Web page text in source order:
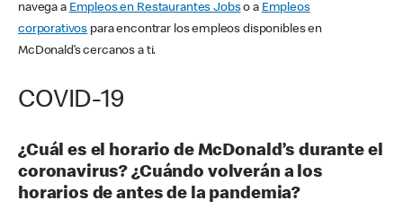
navega a Empleos en Restaurantes Jobso a Empleos
corporativos para encontrar los empleos disponibles en
McDonald’s cercanos a ti.
COVID-19
¿Cuál es el horario de McDonald’s durante el
coronavirus? ¿Cuándo volverán a los
horarios de antes de la pandemia?